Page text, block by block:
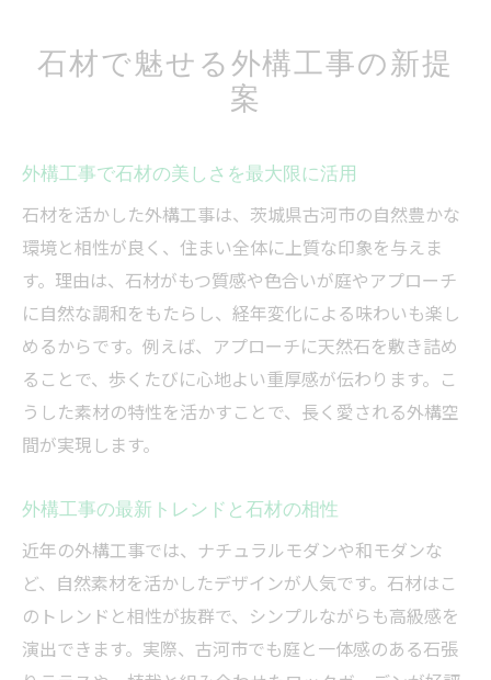
外構工事で実現するおしゃれな石の配置術
外構工事で人気の石材デザインアイデア集
外構工事と石材で変わる庭の雰囲気作り
おしゃれな外構工事に必要な石材の種類
茨城県古河市で外構工事を検討中なら
外構工事の業者選びで失敗しないコツ
外構工事で重視すべき地元の特徴と利点
外構工事の口コミを参考にする際の注意点
外構工事を依頼する前に知りたい基礎知識
外構工事で抑えておきたい相談ポイント
外構工事の費用を抑えるための工夫と工法
外構工事の質を高める石材選びのポイント
外構工事の見積もり比較で注意すべき点
外構工事を安くおしゃれに仕上げる秘訣
外構工事費用とデザイン性のバランス術
石材で魅せる外構工事の新提
案
外構工事で石材の美しさを最大限に活用
石材を活かした外構工事は、茨城県古河市の自然豊かな
環境と相性が良く、住まい全体に上質な印象を与えま
す。理由は、石材がもつ質感や色合いが庭やアプローチ
に自然な調和をもたらし、経年変化による味わいも楽し
めるからです。例えば、アプローチに天然石を敷き詰め
ることで、歩くたびに心地よい重厚感が伝わります。こ
うした素材の特性を活かすことで、長く愛される外構空
間が実現します。
外構工事の最新トレンドと石材の相性
近年の外構工事では、ナチュラルモダンや和モダンな
ど、自然素材を活かしたデザインが人気です。石材はこ
のトレンドと相性が抜群で、シンプルながらも高級感を
演出できます。実際、古河市でも庭と一体感のある石張